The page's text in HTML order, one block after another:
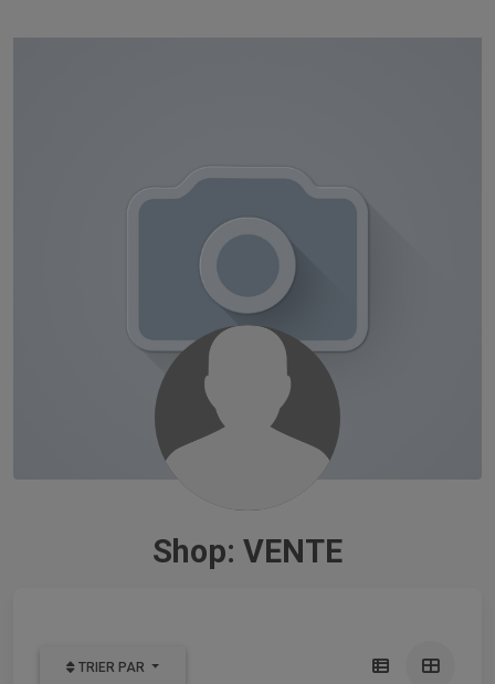
Shop: VENTE
TRIER PAR